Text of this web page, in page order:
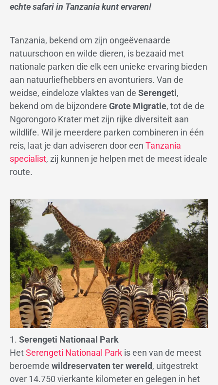
echte safari in Tanzania kunt ervaren!
Tanzania, bekend om zijn ongeëvenaarde
natuurschoon en wilde dieren, is bezaaid met
nationale parken die elk een unieke ervaring bieden
aan natuurliefhebbers en avonturiers. Van de
weidse, eindeloze vlaktes van de Serengeti,
bekend om de bijzondere Grote Migratie, tot de de
Ngorongoro Krater met zijn rijke diversiteit aan
wildlife. Wil je meerdere parken combineren in één
reis, laat je dan adviseren door een Tanzania
specialist, zij kunnen je helpen met de meest ideale
route.
1. Serengeti Nationaal Park
HetSerengeti Nationaal Park is een van de meest
beroemde wildreservaten ter wereld, uitgestrekt
over 14.750 vierkante kilometer en gelegen in het